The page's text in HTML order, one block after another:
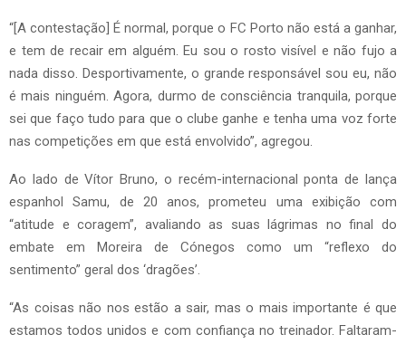
“[A contestação] É normal, porque o FC Porto não está a ganhar,
e tem de recair em alguém. Eu sou o rosto visível e não fujo a
nada disso. Desportivamente, o grande responsável sou eu, não
é mais ninguém. Agora, durmo de consciência tranquila, porque
sei que faço tudo para que o clube ganhe e tenha uma voz forte
nas competições em que está envolvido”, agregou.
Ao lado de Vítor Bruno, o recém-internacional ponta de lança
espanhol Samu, de 20 anos, prometeu uma exibição com
“atitude e coragem”, avaliando as suas lágrimas no final do
embate em Moreira de Cónegos como um “reflexo do
sentimento” geral dos ‘dragões’.
“As coisas não nos estão a sair, mas o mais importante é que
estamos todos unidos e com confiança no treinador. Faltaram-